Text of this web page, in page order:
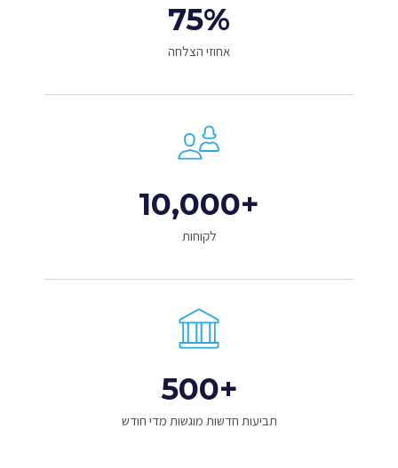
אחוזי הצלחה
%
75
לקוחות
+
10,000
תביעות חדשות מוגשות מדי חודש
+
500